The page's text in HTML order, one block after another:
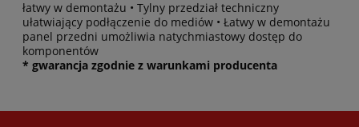
łatwy w demontażu • Tylny przedział techniczny
ułatwiający podłączenie do mediów • Łatwy w demontażu
panel przedni umożliwia natychmiastowy dostęp do
komponentów
* gwarancja zgodnie z warunkami producenta